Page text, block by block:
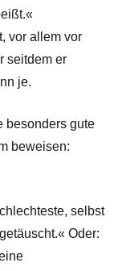
vor allem vor
seitdem er
je.
besonders gute
beweisen:
selbst
Oder: